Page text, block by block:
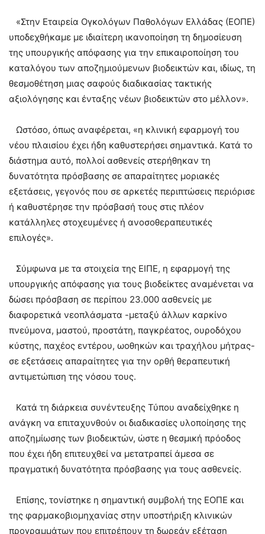
«Στην Εταιρεία Ογκολόγων Παθολόγων Ελλάδας (ΕΟΠΕ)
υποδεχθήκαμε με ιδιαίτερη ικανοποίηση τη δημοσίευση
της υπουργικής απόφασης για την επικαιροποίηση του
καταλόγου των αποζημιούμενων βιοδεικτών και, ιδίως, τη
θεσμοθέτηση μιας σαφούς διαδικασίας τακτικής
αξιολόγησης και ένταξης νέων βιοδεικτών στο μέλλον».
Ωστόσο, όπως αναφέρεται, «η κλινική εφαρμογή του
νέου πλαισίου έχει ήδη καθυστερήσει σημαντικά. Κατά το
διάστημα αυτό, πολλοί ασθενείς στερήθηκαν τη
δυνατότητα πρόσβασης σε απαραίτητες μοριακές
εξετάσεις, γεγονός που σε αρκετές περιπτώσεις περιόρισε
ή καθυστέρησε την πρόσβασή τους στις πλέον
κατάλληλες στοχευμένες ή ανοσοθεραπευτικές
επιλογές».
Σύμφωνα με τα στοιχεία της ΕΙΠΕ, η εφαρμογή της
υπουργικής απόφασης για τους βιοδείκτες αναμένεται να
δώσει πρόσβαση σε περίπου 23.000 ασθενείς με
διαφορετικά νεοπλάσματα -μεταξύ άλλων καρκίνο
πνεύμονα, μαστού, προστάτη, παγκρέατος, ουροδόχου
κύστης, παχέος εντέρου, ωοθηκών και τραχήλου μήτρας-
σε εξετάσεις απαραίτητες για την ορθή θεραπευτική
αντιμετώπιση της νόσου τους.
Κατά τη διάρκεια συνέντευξης Τύπου αναδείχθηκε η
ανάγκη να επιταχυνθούν οι διαδικασίες υλοποίησης της
αποζημίωσης των βιοδεικτών, ώστε η θεσμική πρόοδος
που έχει ήδη επιτευχθεί να μετατραπεί άμεσα σε
πραγματική δυνατότητα πρόσβασης για τους ασθενείς.
Επίσης, τονίστηκε η σημαντική συμβολή της ΕΟΠΕ και
της φαρμακοβιομηχανίας στην υποστήριξη κλινικών
προγραμμάτων που επιτρέπουν τη δωρεάν εξέταση